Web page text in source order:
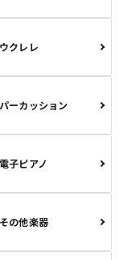
ウクレレ
パーカッション
電子ピアノ
その他楽器